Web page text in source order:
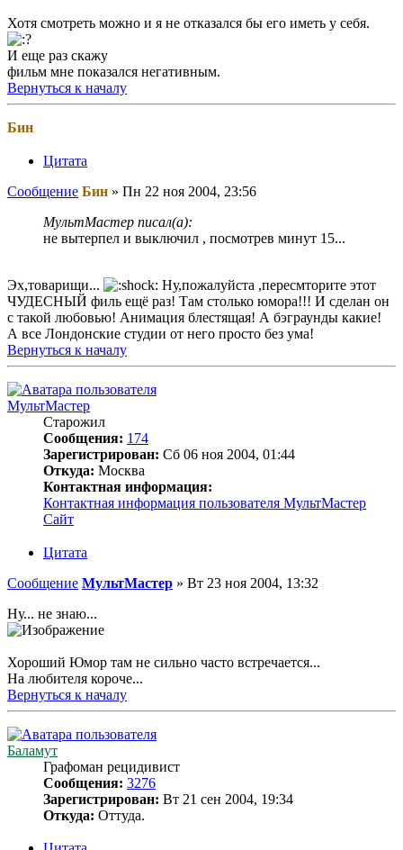
Хотя смотреть можно и я не отказался бы его иметь у себя.
И еще раз скажу
фильм мне показался негативным.
Вернуться к началу
Бин
Цитата
Сообщение Бин » Пн 22 ноя 2004, 23:56
МультМастер писал(а):
не вытерпел и выключил , посмотрев минут 15...
Эх,товарищи...
Ну,пожалуйста ,пересмторите этот
ЧУДЕСНЫЙ филь ещё раз! Там столько юмора!!! И сделан он
с такой любовью! Анимация блестящая! А бэграунды какие!
А все Лондонские студии от него просто без ума!
Вернуться к началу
МультМастер
Старожил
Сообщения: 174
Зарегистрирован: Сб 06 ноя 2004, 01:44
Откуда: Москва
Контактная информация:
Контактная информация пользователя МультМастер
Сайт
Цитата
Сообщение МультМастер » Вт 23 ноя 2004, 13:32
Ну... не знаю...
Хороший Юмор там не сильно часто встречается...
На любителя короче...
Вернуться к началу
Баламут
Графоман рецидивист
Сообщения: 3276
Зарегистрирован: Вт 21 сен 2004, 19:34
Откуда: Оттуда.